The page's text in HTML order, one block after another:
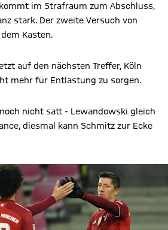
im Strafraum zum Abschluss,
stark. Der zweite Versuch von
Kasten.
auf den nächsten Treffer, Köln
mehr für Entlastung zu sorgen.
nicht satt - Lewandowski gleich
diesmal kann Schmitz zur Ecke